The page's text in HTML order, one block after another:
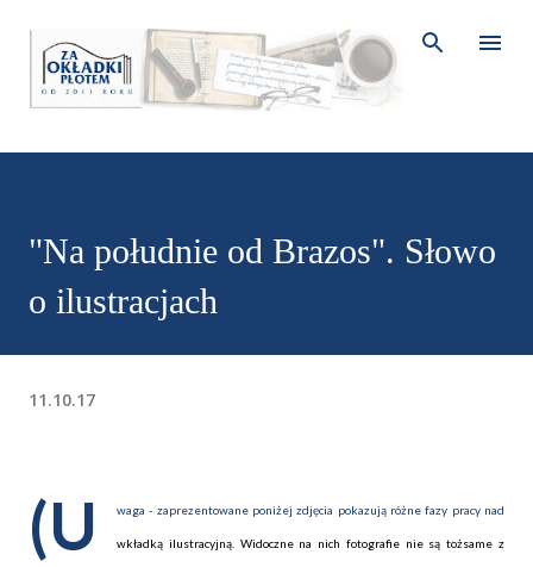
Przejdź do głównej zawartości
"Na południe od Brazos". Słowo
o ilustracjach
11.10.17
(U waga - zaprezentowane poniżej zdjęcia pokazują różne fazy pracy nad
wkładką ilustracyjną. Widoczne na nich fotografie nie są tożsame z